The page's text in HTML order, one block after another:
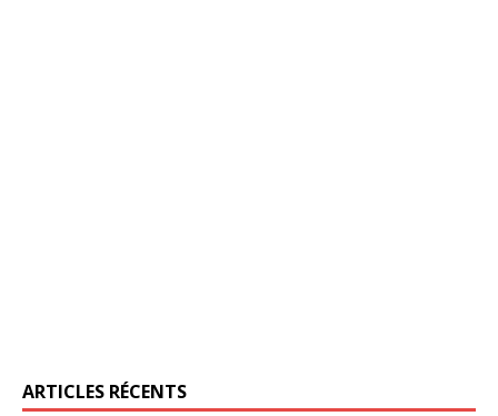
ARTICLES RÉCENTS